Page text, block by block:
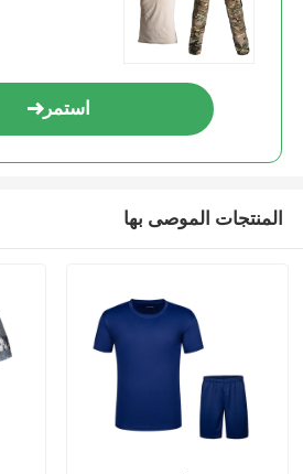
استمر
المنتجات الموصى بها